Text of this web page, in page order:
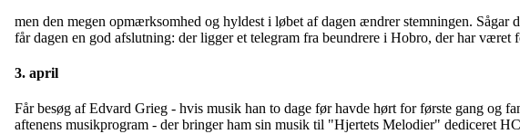
men den megen opmærksomhed og hyldest i løbet af dagen ændrer stemningen. Sågar
får dagen en god afslutning: der ligger et telegram fra beundrere i Hobro, der har været
3. april
Får besøg af Edvard Grieg - hvis musik han to dage før havde hørt for første gang og
aftenens musikprogram - der bringer ham sin musik til "Hjertets Melodier" dediceret